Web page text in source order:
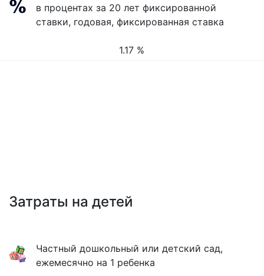
в процентах за 20 лет фиксированной
ставки, годовая, фиксированная ставка
1.17 %
Затраты на детей
Частный дошкольный или детский сад,
ежемесячно на 1 ребенка